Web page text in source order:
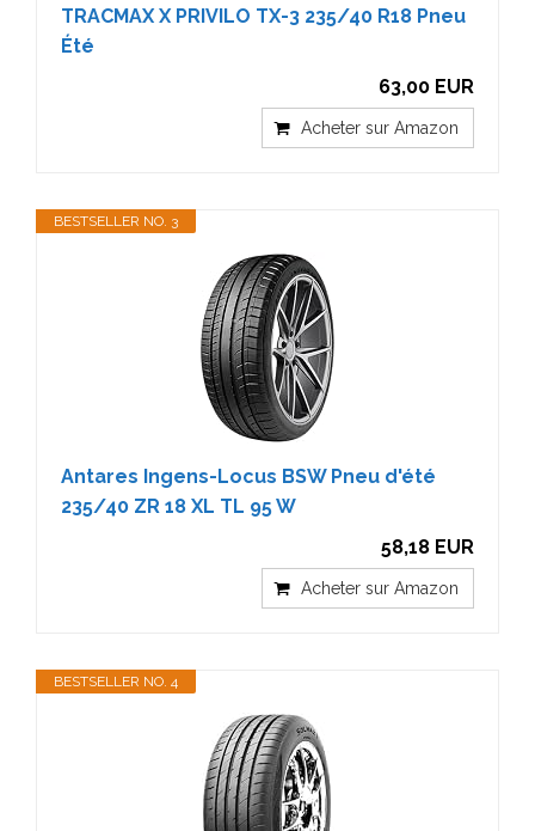
TRACMAX X PRIVILO TX-3 235/40 R18 Pneu
Été
63,00 EUR
Acheter sur Amazon
BESTSELLER NO. 3
Antares Ingens-Locus BSW Pneu d'été
235/40 ZR 18 XL TL 95 W
58,18 EUR
Acheter sur Amazon
BESTSELLER NO. 4